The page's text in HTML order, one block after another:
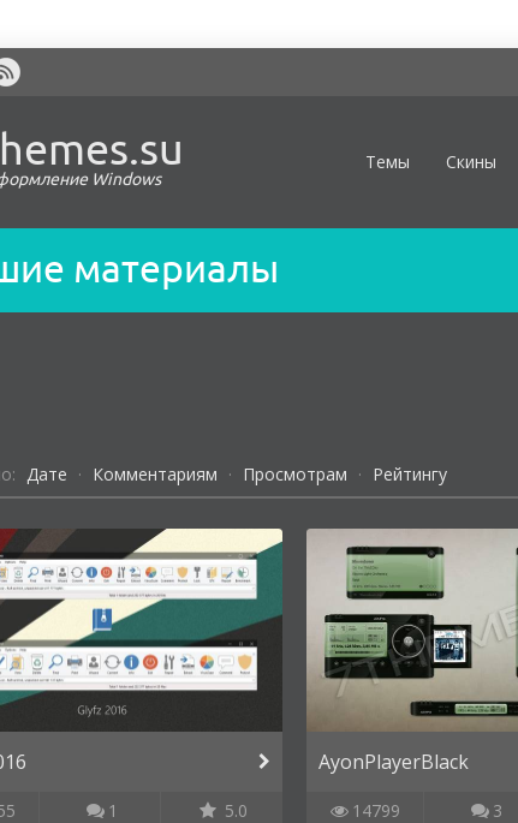
Windows
Темы Скины
материалы
Дате · Комментариям · Просмотрам · Рейтингу
1 5.0
AyonPlayerBlack
14799 3